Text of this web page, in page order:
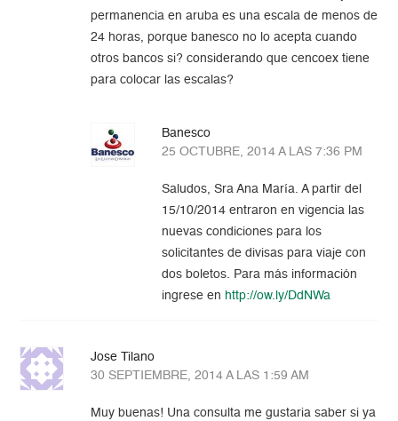
permanencia en aruba es una escala de menos de
24 horas, porque banesco no lo acepta cuando
otros bancos si? considerando que cencoex tiene
para colocar las escalas?
Banesco
25 OCTUBRE, 2014 A LAS 7:36 PM
Saludos, Sra Ana María. A partir del
15/10/2014 entraron en vigencia las
nuevas condiciones para los
solicitantes de divisas para viaje con
dos boletos. Para más información
ingrese en http://ow.ly/DdNWa
Jose Tilano
30 SEPTIEMBRE, 2014 A LAS 1:59 AM
Muy buenas! Una consulta me gustaria saber si ya